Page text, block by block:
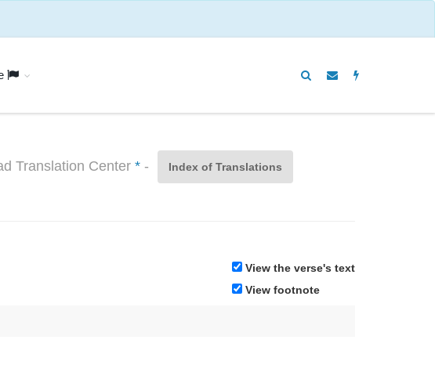
Translation Center* - Index of Translations
View the verse's text
View footnote